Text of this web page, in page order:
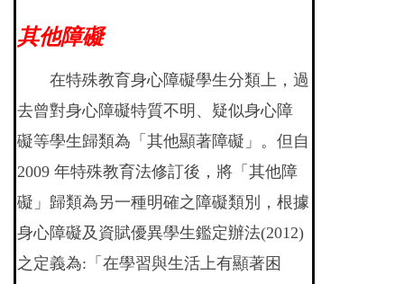
其他障礙
在特殊教育身心障礙學生分類上，過
去曾對身心障礙特質不明、疑似身心障
礙等學生歸類為「其他顯著障礙」。但自
2009 年特殊教育法修訂後，將「其他障
礙」歸類為另一種明確之障礙類別，根據
身心障礙及資賦優異學生鑑定辦法(2012)
之定義為:「在學習與生活上有顯著困